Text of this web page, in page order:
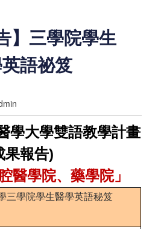
】三學院學生
語祕笈
學大學雙語教學計畫
果報告)
醫學院、 藥學院」
三學院學生醫學英語秘笈